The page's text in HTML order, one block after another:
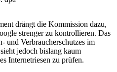
drängt die Kommission dazu,
strenger zu kontrollieren. Das
und Verbraucherschutzes im
jedoch bislang kaum
Internetriesen zu prüfen.